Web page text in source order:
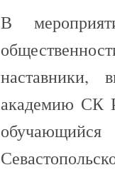
В
наставники,
академию СК